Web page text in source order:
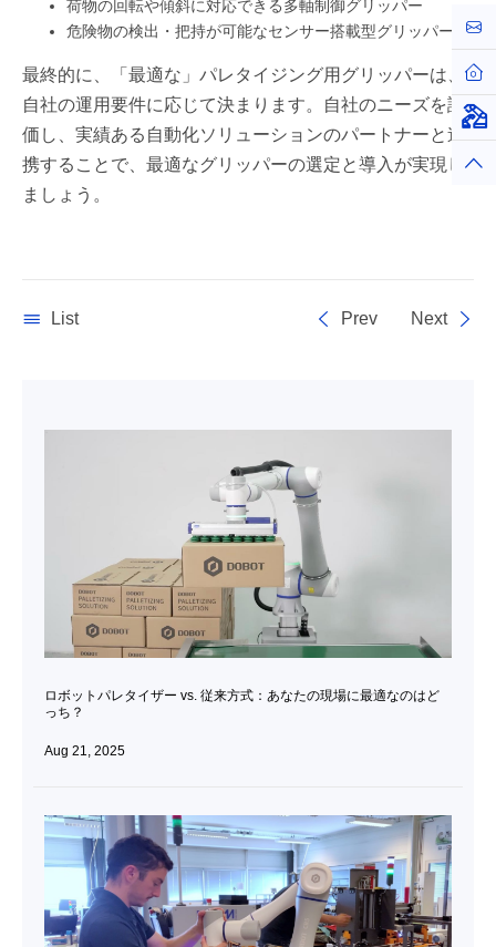
荷物の回転や傾斜に対応できる多軸制御グリッパー
危険物の検出・把持が可能なセンサー搭載型グリッパー
最終的に、「最適な」パレタイジング用グリッパーは、
自社の運用要件に応じて決まります。自社のニーズを評
価し、実績ある自動化ソリューションのパートナーと連
携することで、最適なグリッパーの選定と導入が実現し
ましょう。
List Prev Next
ロボットパレタイザー vs. 従来方式：あなたの現場に最適なのはど
っち？
Aug 21, 2025
お
ホ
仮
ト